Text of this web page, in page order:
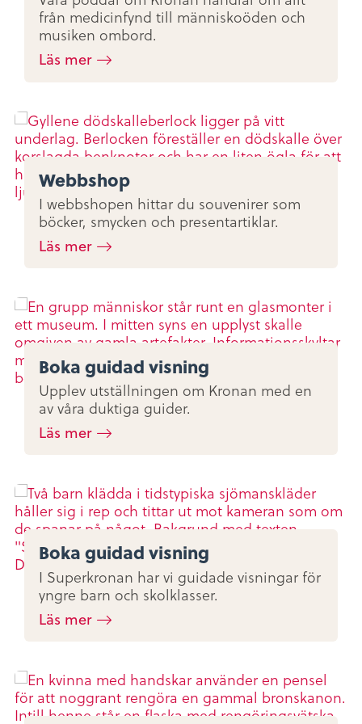
från medicinfynd till människoöden och
musiken ombord.
Läs mer
Webbshop
I webbshopen hittar du souvenirer som
böcker, smycken och presentartiklar.
Läs mer
Boka guidad visning
Upplev utställningen om Kronan med en
av våra duktiga guider.
Läs mer
Boka guidad visning
I Superkronan har vi guidade visningar för
yngre barn och skolklasser.
Läs mer